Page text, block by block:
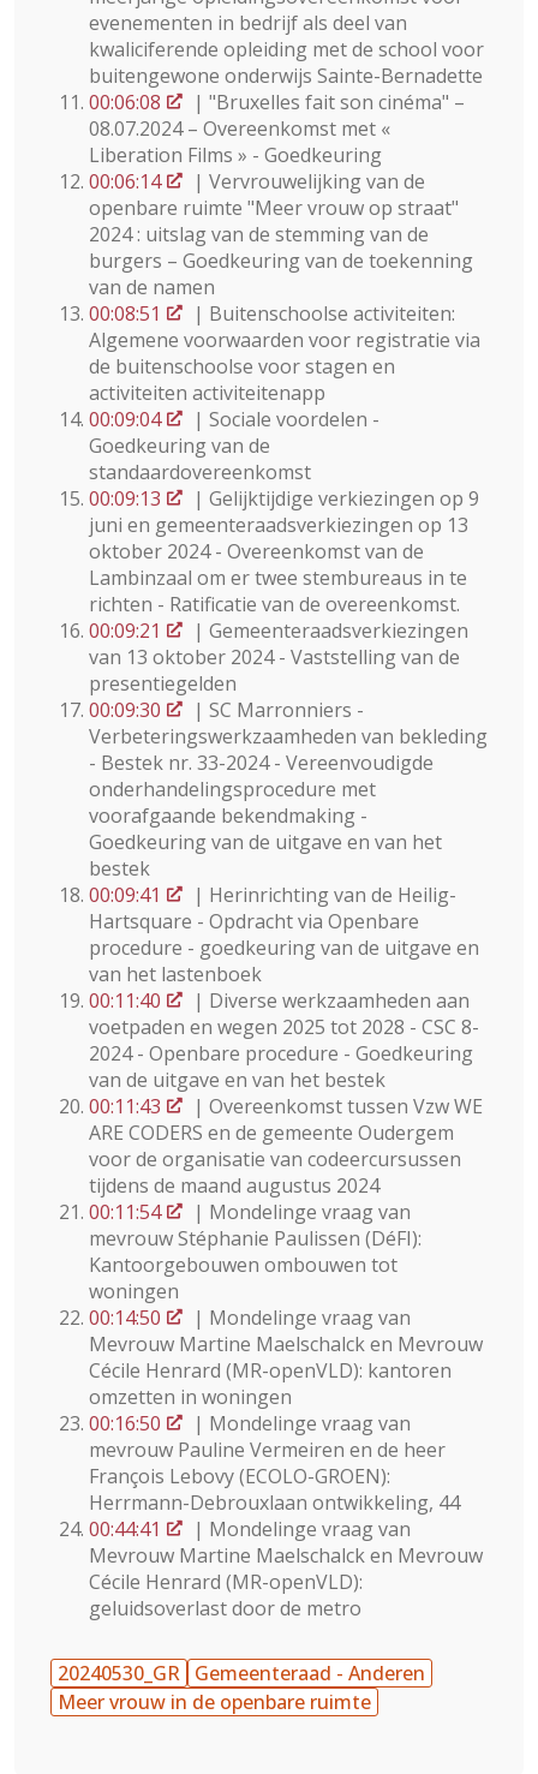
evenementen in bedrijf als deel van
kwaliciferende opleiding met de school voor
buitengewone onderwijs Sainte-Bernadette
00:06:08
| "Bruxelles fait son cinéma" –
08.07.2024 – Overeenkomst met «
Liberation Films » - Goedkeuring
00:06:14
| Vervrouwelijking van de
openbare ruimte "Meer vrouw op straat"
2024 : uitslag van de stemming van de
burgers – Goedkeuring van de toekenning
van de namen
00:08:51
| Buitenschoolse activiteiten:
Algemene voorwaarden voor registratie via
de buitenschoolse voor stagen en
activiteiten activiteitenapp
00:09:04
| Sociale voordelen -
Goedkeuring van de
standaardovereenkomst
00:09:13
| Gelijktijdige verkiezingen op 9
juni en gemeenteraadsverkiezingen op 13
oktober 2024 - Overeenkomst van de
Lambinzaal om er twee stembureaus in te
richten - Ratificatie van de overeenkomst.
00:09:21
| Gemeenteraadsverkiezingen
van 13 oktober 2024 - Vaststelling van de
presentiegelden
00:09:30
| SC Marronniers -
Verbeteringswerkzaamheden van bekleding
- Bestek nr. 33-2024 - Vereenvoudigde
onderhandelingsprocedure met
voorafgaande bekendmaking -
Goedkeuring van de uitgave en van het
bestek
00:09:41
| Herinrichting van de Heilig-
Hartsquare - Opdracht via Openbare
procedure - goedkeuring van de uitgave en
van het lastenboek
00:11:40
| Diverse werkzaamheden aan
voetpaden en wegen 2025 tot 2028 - CSC 8-
2024 - Openbare procedure - Goedkeuring
van de uitgave en van het bestek
00:11:43
| Overeenkomst tussen Vzw WE
ARE CODERS en de gemeente Oudergem
voor de organisatie van codeercursussen
tijdens de maand augustus 2024
00:11:54
| Mondelinge vraag van
mevrouw Stéphanie Paulissen (DéFI):
Kantoorgebouwen ombouwen tot
woningen
00:14:50
| Mondelinge vraag van
Mevrouw Martine Maelschalck en Mevrouw
Cécile Henrard (MR-openVLD): kantoren
omzetten in woningen
00:16:50
| Mondelinge vraag van
mevrouw Pauline Vermeiren en de heer
François Lebovy (ECOLO-GROEN):
Herrmann-Debrouxlaan ontwikkeling, 44
00:44:41
| Mondelinge vraag van
Mevrouw Martine Maelschalck en Mevrouw
Cécile Henrard (MR-openVLD):
geluidsoverlast door de metro
20240530_GR Gemeenteraad - Anderen
Meer vrouw in de openbare ruimte